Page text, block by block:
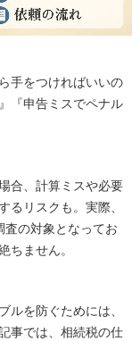
手をつければいいの
『申告ミスでペナル
合、計算ミスや必要
リスクも。実際、
の対象となってお
ちません。
ルを防ぐためには、
事では、相続税の仕